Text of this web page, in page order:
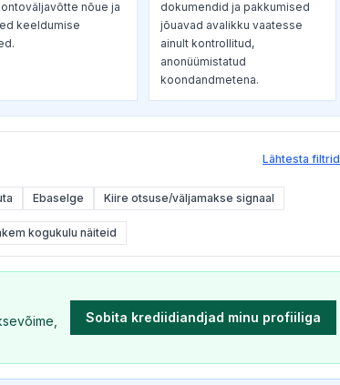
nõue ja
keeldumise
dokumendid ja pakkumised
jõuavad avalikku vaatesse
ainult kontrollitud,
anonüümistatud
koondandmetena.
Lähtesta filtrid
Ebaselge Kiire otsuse/väljamakse signaal
kogukulu näiteid
Sobita krediidiandjad minu profiiliga